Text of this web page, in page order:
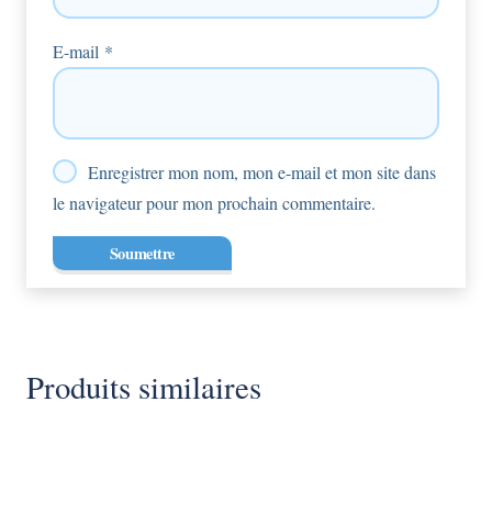
E-mail *
Enregistrer mon nom, mon e-mail et mon site dans
le navigateur pour mon prochain commentaire.
Produits similaires